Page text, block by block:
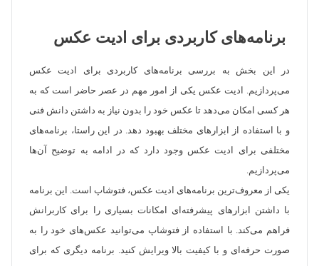
برنامه‌های کاربردی برای ادیت عکس
در این بخش به بررسی برنامه‌های کاربردی برای ادیت عکس
می‌پردازیم. ادیت عکس یکی از امور مهم در عصر حاضر است که به
هر کسی امکان می‌دهد تا عکس خود را بدون نیاز به داشتن دانش فنی
و با استفاده از ابزارهای مختلف بهبود دهد. در این راستا، برنامه‌های
مختلفی برای ادیت عکس وجود دارد که در ادامه به توضیح آن‌ها
می‌پردازیم.
یکی از معروف‌ترین برنامه‌های ادیت عکس، فتوشاپ است. این برنامه
با داشتن ابزارهای پیشرفته‌ای امکانات بسیاری را برای کاربرانش
فراهم می‌کند. با استفاده از فتوشاپ می‌توانید عکس‌های خود را به
صورت حرفه‌ای و با کیفیت بالا ویرایش کنید. برنامه دیگری که برای